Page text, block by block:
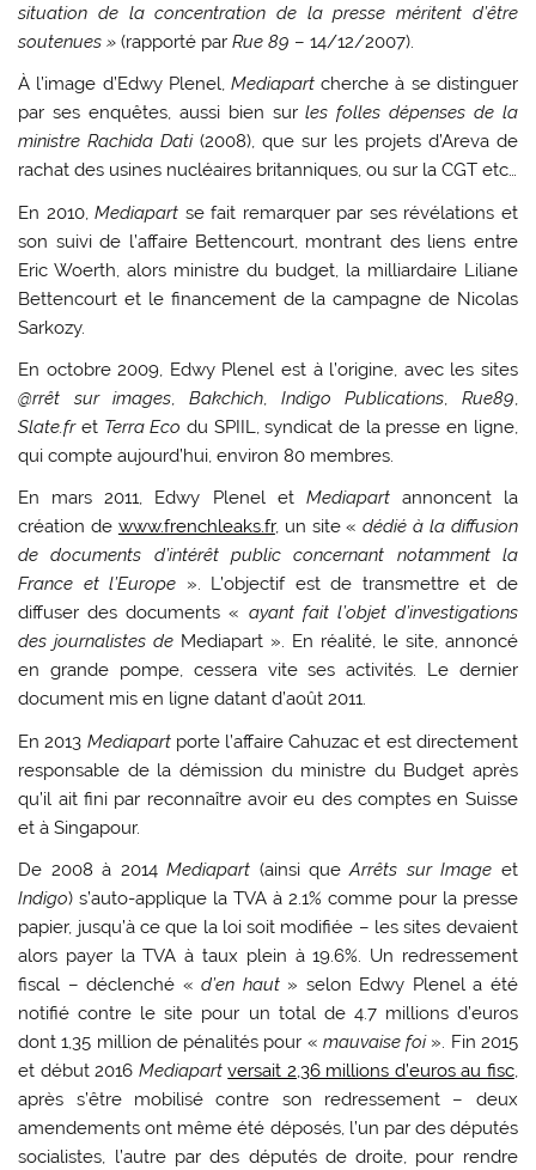
situation de la concentration de la presse méritent d’être
soutenues » (rapporté parRue 89 – 14/12/2007).
À l’image d’Edwy Plenel, Mediapart cherche à se distinguer
par ses enquêtes, aussi bien surles folles dépenses de la
ministre Rachida Dati(2008), que sur les projets d’Areva de
rachat des usines nucléaires britanniques, ou sur la CGT etc…
En 2010,Mediapart se fait remarquer par ses révélations et
son suivi de l’affaire Bettencourt, montrant des liens entre
Eric Woerth, alors ministre du budget, la milliardaire Liliane
Bettencourt et le financement de la campagne de Nicolas
Sarkozy.
En octobre 2009, Edwy Plenel est à l’origine, avec les sites
@rrêt sur images,Bakchich, Indigo Publications, Rue89,
Slate.fret Terra Eco du SPIIL, syndicat de la presse en ligne,
qui compte aujourd’hui, environ 80 membres.
En mars 2011, Edwy Plenel et Mediapartannoncent la
création de www.frenchleaks.fr, un site «dédié à la diffusion
de documents d’intérêt public concernant notamment la
France et l’Europe ». L’objectif est de transmettre et de
diffuser des documents « ayant fait l’objet d’investigations
des journalistes de Mediapart ». En réalité, le site, annoncé
en grande pompe, cessera vite ses activités. Le dernier
document mis en ligne datant d’août 2011.
En 2013 Mediapartporte l’affaire Cahuzac et est directement
responsable de la démission du ministre du Budget après
qu’il ait fini par reconnaître avoir eu des comptes en Suisse
et à Singapour.
De 2008 à 2014Mediapart (ainsi queArrêts sur Image et
Indigo) s’auto-applique la TVA à 2.1% comme pour la presse
papier, jusqu’à ce que la loi soit modifiée – les sites devaient
alors payer la TVA à taux plein à 19.6%. Un redressement
fiscal – déclenché «d’en haut » selon Edwy Plenel a été
notifié contre le site pour un total de 4.7 millions d’euros
dont 1,35 million de pénalités pour « mauvaise foi ». Fin 2015
et début 2016 Mediapart versait 2,36 millions d’euros au fisc,
après s’être mobilisé contre son redressement – deux
amendements ont même été déposés, l’un par des députés
socialistes, l’autre par des députés de droite, pour rendre